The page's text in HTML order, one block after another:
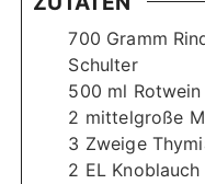
700 Gramm
Schulter
500 ml Rotwein
2 mittelgroße
3 Zweige
2 EL